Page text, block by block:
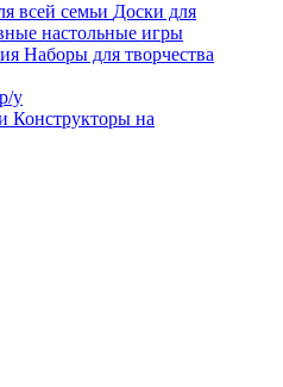
всей семьи Доски для
настольные игры
Наборы для творчества
у
Конструкторы на